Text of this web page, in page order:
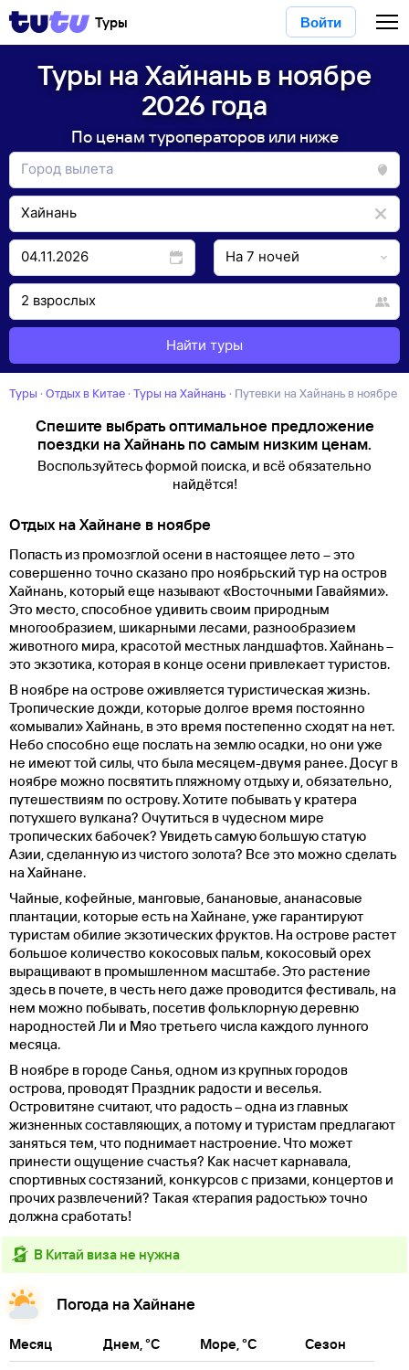
Туры Войти
Туры на Хайнань в ноябре
2026 года
По ценам туроператоров или ниже
Найти туры
Туры · Отдых в Китае · Туры на Хайнань · Путевки на Хайнань в ноябре
Спешите выбрать оптимальное предложение
поездки на Хайнань по самым низким ценам.
Воспользуйтесь формой поиска, и всё обязательно
найдётся!
Отдых на Хайнане в ноябре
Попасть из промозглой осени в настоящее лето – это
совершенно точно сказано про ноябрьский тур на остров
Хайнань, который еще называют «Восточными Гавайями».
Это место, способное удивить своим природным
многообразием, шикарными лесами, разнообразием
животного мира, красотой местных ландшафтов. Хайнань –
это экзотика, которая в конце осени привлекает туристов.
В ноябре на острове оживляется туристическая жизнь.
Тропические дожди, которые долгое время постоянно
«омывали» Хайнань, в это время постепенно сходят на нет.
Небо способно еще послать на землю осадки, но они уже
не имеют той силы, что была месяцем-двумя ранее. Досуг в
ноябре можно посвятить пляжному отдыху и, обязательно,
путешествиям по острову. Хотите побывать у кратера
потухшего вулкана? Очутиться в чудесном мире
тропических бабочек? Увидеть самую большую статую
Азии, сделанную из чистого золота? Все это можно сделать
на Хайнане.
Чайные, кофейные, манговые, банановые, ананасовые
плантации, которые есть на Хайнане, уже гарантируют
туристам обилие экзотических фруктов. На острове растет
большое количество кокосовых пальм, кокосовый орех
выращивают в промышленном масштабе. Это растение
здесь в почете, в честь него даже проводится фестиваль, на
нем можно побывать, посетив фольклорную деревню
народностей Ли и Мяо третьего числа каждого лунного
месяца.
В ноябре в городе Санья, одном из крупных городов
острова, проводят Праздник радости и веселья.
Островитяне считают, что радость – одна из главных
жизненных составляющих, а потому и туристам предлагают
заняться тем, что поднимает настроение. Что может
принести ощущение счастья? Как насчет карнавала,
спортивных состязаний, конкурсов с призами, концертов и
прочих развлечений? Такая «терапия радостью» точно
должна сработать!
в Китай виза не нужна
Погода на Хайнане
Месяц Днем, °C Море, °C Сезон